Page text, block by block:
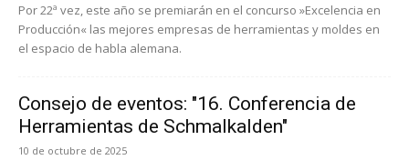
Por 22ª vez, este año se premiarán en el concurso »Excelencia en
Producción« las mejores empresas de herramientas y moldes en
el espacio de habla alemana.
Consejo de eventos: "16. Conferencia de
Herramientas de Schmalkalden"
10 de octubre de 2025